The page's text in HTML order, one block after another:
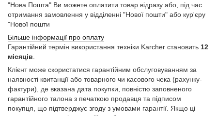
"Нова Пошта" Ви можете оплатити товар відразу або, під час
отримання замовлення у відділенні "Нової пошти" або кур'єру
"Нової пошти
Більше інформації про оплату
Гарантійний термін використання техніки Karcher становить 12
місяців
Клієнт може скористатися гарантійним обслуговуванням за
наявності квитанції або товарного чи касового чека (рахунку-
фактури), де вказана дата покупки, повністю заповненого
гарантійного талона з печаткою продавця та підписом
покупця, що підтверджує згоду з умовами гарантії. Якщо ці